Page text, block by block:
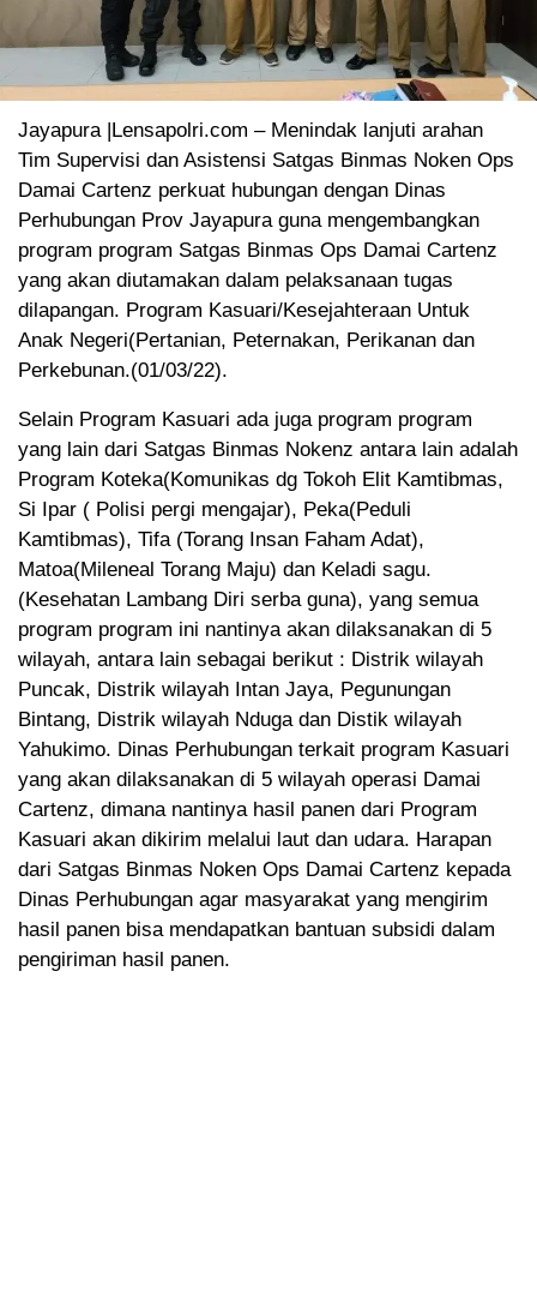
Jayapura |Lensapolri.com – Menindak lanjuti arahan
Tim Supervisi dan Asistensi Satgas Binmas Noken Ops
Damai Cartenz perkuat hubungan dengan Dinas
Perhubungan Prov Jayapura guna mengembangkan
program program Satgas Binmas Ops Damai Cartenz
yang akan diutamakan dalam pelaksanaan tugas
dilapangan. Program Kasuari/Kesejahteraan Untuk
Anak Negeri(Pertanian, Peternakan, Perikanan dan
Perkebunan.(01/03/22).
Selain Program Kasuari ada juga program program
yang lain dari Satgas Binmas Nokenz antara lain adalah
Program Koteka(Komunikas dg Tokoh Elit Kamtibmas,
Si Ipar ( Polisi pergi mengajar), Peka(Peduli
Kamtibmas), Tifa (Torang Insan Faham Adat),
Matoa(Mileneal Torang Maju) dan Keladi sagu.
(Kesehatan Lambang Diri serba guna), yang semua
program program ini nantinya akan dilaksanakan di 5
wilayah, antara lain sebagai berikut : Distrik wilayah
Puncak, Distrik wilayah Intan Jaya, Pegunungan
Bintang, Distrik wilayah Nduga dan Distik wilayah
Yahukimo. Dinas Perhubungan terkait program Kasuari
yang akan dilaksanakan di 5 wilayah operasi Damai
Cartenz, dimana nantinya hasil panen dari Program
Kasuari akan dikirim melalui laut dan udara. Harapan
dari Satgas Binmas Noken Ops Damai Cartenz kepada
Dinas Perhubungan agar masyarakat yang mengirim
hasil panen bisa mendapatkan bantuan subsidi dalam
pengiriman hasil panen.